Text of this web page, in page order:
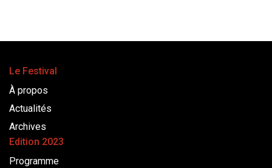
Le Festival
À propos
Actualités
Archives
Edition 2023
Programme